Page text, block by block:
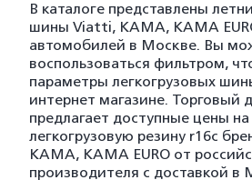
В каталоге представлены
шины Viatti, KAMA, KAMA
автомобилей в Москве. Вы
воспользоваться фильтром,
параметры легкогрузовых
интернет магазине. Торговый
предлагает доступные цены
легкогрузовую резину r16c
KAMA, KAMA EURO от
производителя с доставкой в